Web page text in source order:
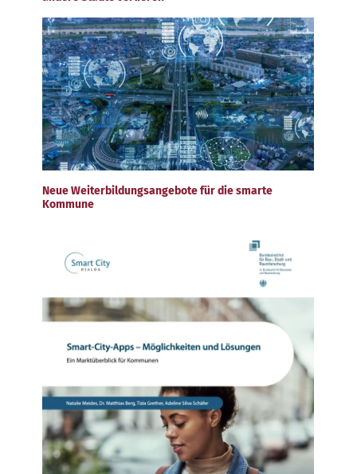
Neue Weiterbildungsangebote für die smarte
Kommune